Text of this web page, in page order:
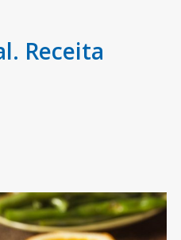
Receita